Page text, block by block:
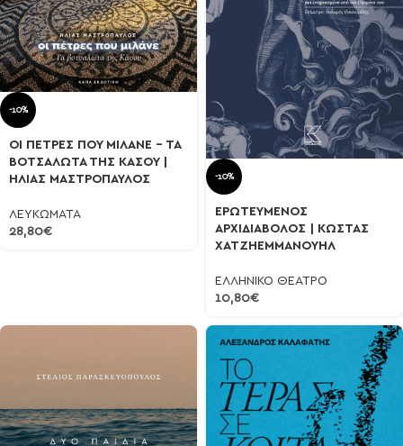
-10%
ΟΙ ΠΕΤΡΕΣ ΠΟΥ ΜΙΛΑΝΕ – ΤΑ
ΒΟΤΣΑΛΩΤΑ ΤΗΣ ΚΑΣΟΥ |
ΗΛΙΑΣ ΜΑΣΤΡΟΠΑΥΛΟΣ
ΛΕΥΚΩΜΑΤΑ
28,80€
-10%
ΕΡΩΤΕΥΜΕΝΟΣ
ΑΡΧΙΔΙΑΒΟΛΟΣ | ΚΩΣΤΑΣ
ΧΑΤΖΗΕΜΜΑΝΟΥΗΛ
ΕΛΛΗΝΙΚΟ ΘΕΑΤΡΟ
10,80€